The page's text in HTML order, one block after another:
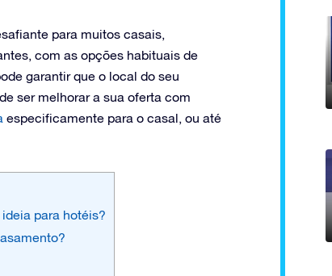
para muitos casais,
com as opções habituais de
garantir que o local do seu
ser melhorar a sua oferta com
especificamente para o casal, ou até
para hotéis?